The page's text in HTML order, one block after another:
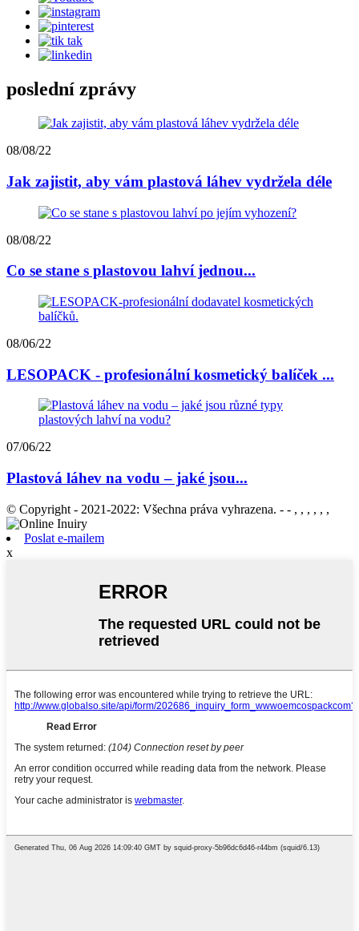
poslední zprávy
08/08/22
Jak zajistit, aby vám plastová láhev vydržela déle
08/08/22
Co se stane s plastovou lahví jednou...
08/06/22
LESOPACK - profesionální kosmetický balíček ...
07/06/22
Plastová láhev na vodu – jaké jsou...
© Copyright - 2021-2022: Všechna práva vyhrazena. - - , , , , , ,
Poslat e-mailem
x